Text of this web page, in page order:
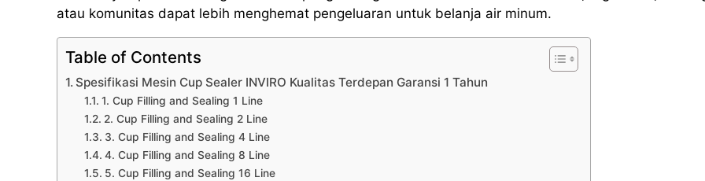
atau komunitas dapat lebih menghemat pengeluaran untuk belanja air minum.
Table of Contents
Spesifikasi Mesin Cup Sealer INVIRO Kualitas Terdepan Garansi 1 Tahun
1. Cup Filling and Sealing 1 Line
2. Cup Filling and Sealing 2 Line
3. Cup Filling and Sealing 4 Line
4. Cup Filling and Sealing 8 Line
5. Cup Filling and Sealing 16 Line